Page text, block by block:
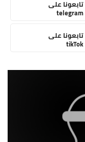
تابعونا على
telegram
تابعونا على
tikTok